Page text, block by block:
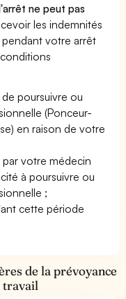
ne peut pas
les indemnités
pendant votre arrêt
poursuivre ou
(Ponceur-
en raison de votre
votre médecin
à poursuivre ou
;
cette période
de la prévoyance
travail